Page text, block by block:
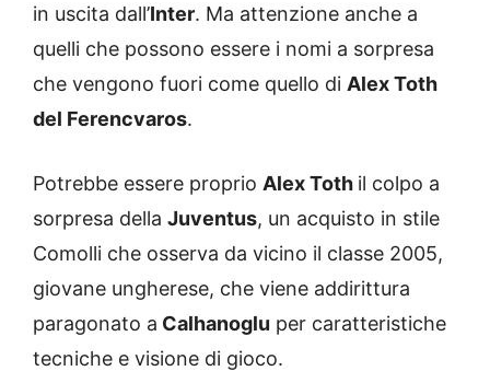
in uscita dall’Inter. Ma attenzione anche a
quelli che possono essere i nomi a sorpresa
che vengono fuori come quello di Alex Toth
del Ferencvaros.
Potrebbe essere proprio Alex Toth il colpo a
sorpresa della Juventus, un acquisto in stile
Comolli che osserva da vicino il classe 2005,
giovane ungherese, che viene addirittura
paragonato a Calhanoglu per caratteristiche
tecniche e visione di gioco.